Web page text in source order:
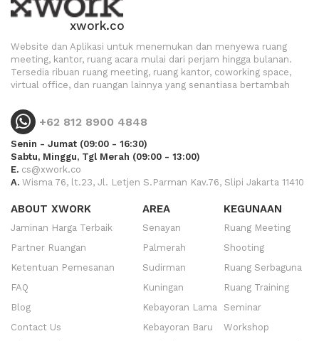
xwork.co
Website dan Aplikasi untuk menemukan dan menyewa ruang
meeting, kantor, ruang acara mulai dari perjam hingga bulanan.
Tersedia ribuan ruang meeting, ruang kantor, coworking space,
virtual office, dan ruangan lainnya yang senantiasa bertambah
+62 812 8900 4848
Senin - Jumat (09:00 - 16:30)
Sabtu, Minggu, Tgl Merah (09:00 - 13:00)
E. cs@xwork.co
A. Wisma 76, lt.23, Jl. Letjen S.Parman Kav.76, Slipi Jakarta 11410
ABOUT XWORK
Jaminan Harga Terbaik
Partner Ruangan
Ketentuan Pemesanan
FAQ
Blog
Contact Us
AREA
Senayan
Palmerah
Sudirman
Kuningan
Kebayoran Lama
Kebayoran Baru
KEGUNAAN
Ruang Meeting
Shooting
Ruang Serbaguna
Ruang Training
Seminar
Workshop